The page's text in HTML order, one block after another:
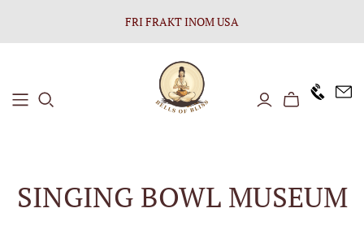
FRI FRAKT INOM USA
SINGING BOWL MUSEUM